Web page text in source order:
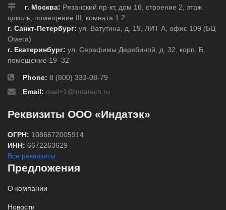
г. Москва: Рязанский пр-кт, дом 16, строение 2, этаж
цоколь, помещение III, комната 1.2
г. Санкт-Петербург: ул. Ватутина, д. 19, ЛИТ А, офис 109 (БЦ
Омега)
г. Екатеринбург: ул. Серафимы Дерябиной, д. 32, корп. Б,
помещение 19–32
Phone: 8 (800) 333-08-79
Email: mail+1@indatech.ru
Реквизиты ООО «Индатэк»
ОГРН: 1086672005914
ИНН: 6672263629
Все реквизиты
Предложения
О компании
Новости